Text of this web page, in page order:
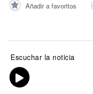
Añadir a favoritos
Escuchar la noticia